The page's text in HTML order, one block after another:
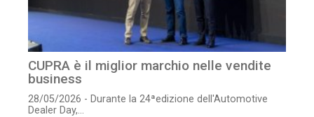
CUPRA è il miglior marchio nelle vendite
business
28/05/2026 - Durante la 24ªedizione dell'Automotive
Dealer Day,...